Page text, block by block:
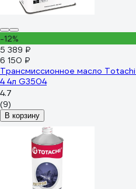
-12%
5 389 ₽
6 150 ₽
Трансмиссионное масло
4 4л G3504
4.7
(9)
В корзину